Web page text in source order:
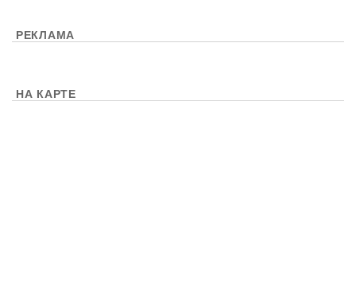
РЕКЛАМА
НА КАРТЕ